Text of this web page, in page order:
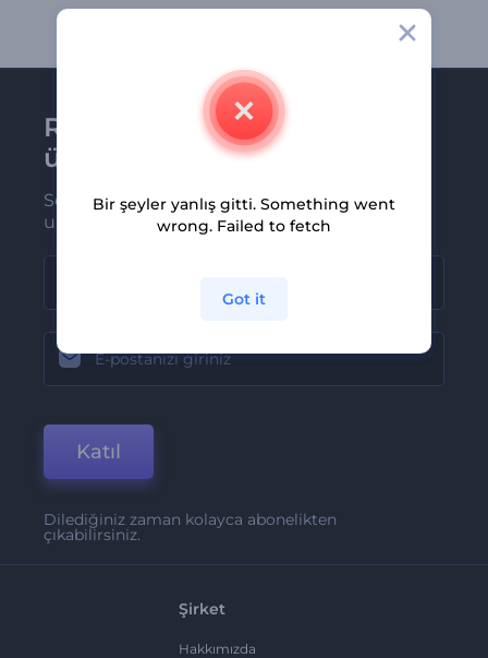
Renderforest bültenine
üye olun
Son haber ve tekliflerimiz ilk olarak size
ulaşsın
Katıl
Dilediğiniz zaman kolayca abonelikten
çıkabilirsiniz.
Şirket
Hakkımızda
Bir şeyler yanlış gitti. Something went
wrong. Failed to fetch
Got it